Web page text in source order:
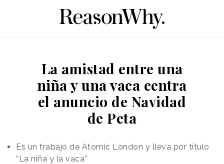
La amistad entre una
niña y una vaca centra
el anuncio de Navidad
de Peta
Es un trabajo de Atomic London y lleva por título
“La niña y la vaca”